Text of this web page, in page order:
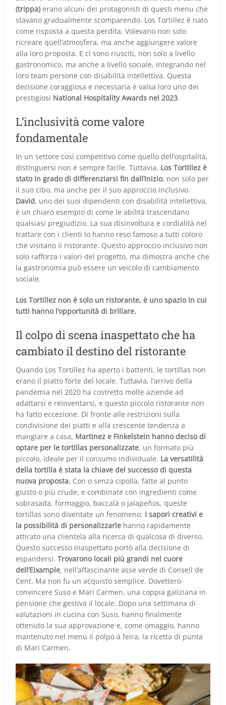
(trippa) erano alcuni dei protagonisti di questi menu che
stavano gradualmente scomparendo. Los Tortillez è nato
come risposta a questa perdita. Volevano non solo
ricreare quell’atmosfera, ma anche aggiungere valore
alla loro proposta. E ci sono riusciti, non solo a livello
gastronomico, ma anche a livello sociale, integrando nel
loro team persone con disabilità intellettiva. Questa
decisione coraggiosa e necessaria è valsa loro uno dei
prestigiosi National Hospitality Awards nel 2023.
L’inclusività come valore
fondamentale
In un settore così competitivo come quello dell’ospitalità,
distinguersi non è sempre facile. Tuttavia, Los Tortillez è
stato in grado di differenziarsi fin dall’inizio, non solo per
il suo cibo, ma anche per il suo approccio inclusivo.
David, uno dei suoi dipendenti con disabilità intellettiva,
è un chiaro esempio di come le abilità trascendano
qualsiasi pregiudizio. La sua disinvoltura e cordialità nel
trattare con i clienti lo hanno reso famoso a tutti coloro
che visitano il ristorante. Questo approccio inclusivo non
solo rafforza i valori del progetto, ma dimostra anche che
la gastronomia può essere un veicolo di cambiamento
sociale.
Los Tortillez non è solo un ristorante, è uno spazio in cui
tutti hanno l’opportunità di brillare.
Il colpo di scena inaspettato che ha
cambiato il destino del ristorante
Quando Los Tortillez ha aperto i battenti, le tortillas non
erano il piatto forte del locale. Tuttavia, l’arrivo della
pandemia nel 2020 ha costretto molte aziende ad
adattarsi e reinventarsi, e questo piccolo ristorante non
ha fatto eccezione. Di fronte alle restrizioni sulla
condivisione dei piatti e alla crescente tendenza a
mangiare a casa, Martinez e Finkelstein hanno deciso di
optare per le tortillas personalizzate, un formato più
piccolo, ideale per il consumo individuale. La versatilità
della tortilla è stata la chiave del successo di questa
nuova proposta. Con o senza cipolla, fatte al punto
giusto o più crude, e combinate con ingredienti come
sobrasada, formaggio, baccalà o jalapeños, queste
tortillas sono diventate un fenomeno. I sapori creativi e
la possibilità di personalizzarle hanno rapidamente
attirato una clientela alla ricerca di qualcosa di diverso.
Questo successo inaspettato portò alla decisione di
espandersi.Trovarono locali più grandi nel cuore
dell’Eixample, nell’affascinante asse verde di Consell de
Cent. Ma non fu un acquisto semplice. Dovettero
convincere Suso e Mari Carmen, una coppia galiziana in
pensione che gestiva il locale. Dopo una settimana di
valutazioni in cucina con Suso, hanno finalmente
ottenuto la sua approvazione e, come omaggio, hanno
mantenuto nel menu il polpo á feira, la ricetta di punta
di Mari Carmen.